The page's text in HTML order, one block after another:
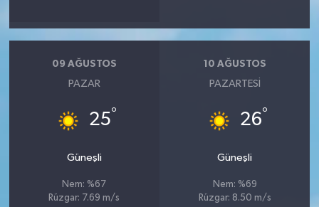
09 AĞUSTOS
PAZAR
25°
Güneşli
Nem: %67
Rüzgar: 7.69 m/s
10 AĞUSTOS
PAZARTESI
26°
Güneşli
Nem: %69
Rüzgar: 8.50 m/s